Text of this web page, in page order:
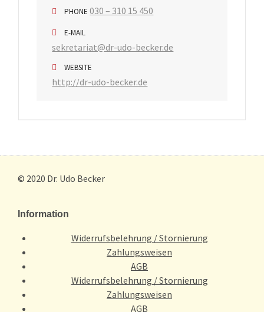
PHONE 030 – 310 15 450
E-MAIL
sekretariat@dr-udo-becker.de
WEBSITE
http://dr-udo-becker.de
© 2020 Dr. Udo Becker
Information
Widerrufsbelehrung / Stornierung
Zahlungsweisen
AGB
Widerrufsbelehrung / Stornierung
Zahlungsweisen
AGB